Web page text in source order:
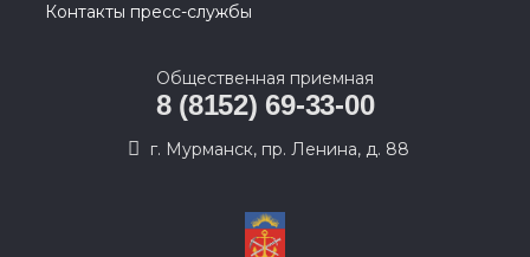
Контакты пресс-службы
Общественная приемная
8 (8152) 69-33-00
г. Мурманск, пр. Ленина, д. 88